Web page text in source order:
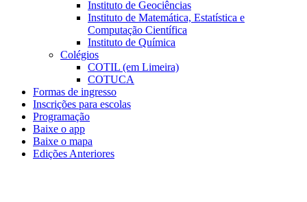
Instituto de Geociências
Instituto de Matemática, Estatística e
Computação Científica
Instituto de Química
Colégios
COTIL (em Limeira)
COTUCA
Formas de ingresso
Inscrições para escolas
Programação
Baixe o app
Baixe o mapa
Edições Anteriores